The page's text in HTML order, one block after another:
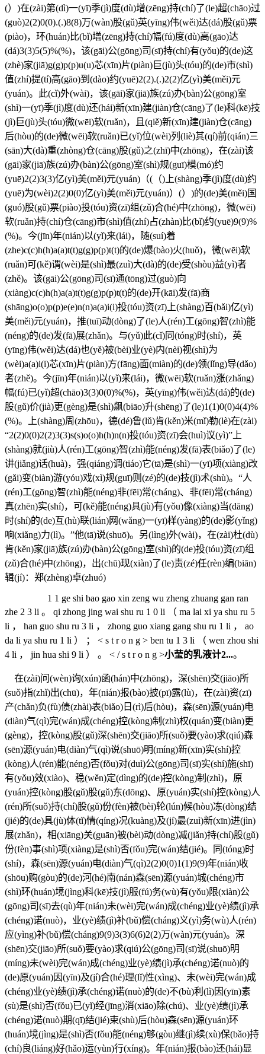
(）)在(zài)第(dì)一(yī)季(jì)度(dù)增(zēng)持(chí)了(le)超(chāo)过
(guò)2(2)0(0).(.)8(8)万(wàn)股(gǔ)英(yīng)伟(wěi)达(dá)股(gǔ)票
(piào)，环(huán)比(bǐ)增(zēng)持(chí)幅(fú)度(dù)高(gāo)达
(dá)3(3)5(5)%(%)，该(gāi)公(gōng)司(sī)持(chí)有(yǒu)的(de)这
(zhè)家(jiā)g(g)p(p)u(u)芯(xīn)片(piàn)巨(jù)头(tóu)的(de)市(shì)
值(zhí)提(tí)高(gāo)到(dào)约(yuē)2(2).(.)2(2)亿(yì)美(měi)元
(yuán)。此(cǐ)外(wài)，该(gāi)家(jiā)族(zú)办(bàn)公(gōng)室
(shì)一(yī)季(jì)度(dù)还(hái)新(xīn)建(jiàn)仓(cāng)了(le)科(kē)技
(jì)巨(jù)头(tóu)微(wēi)软(ruǎn)，且(qiě)新(xīn)建(jiàn)仓(cāng)
后(hòu)的(de)微(wēi)软(ruǎn)已(yǐ)位(wèi)列(liè)其(qí)前(qián)三
(sān)大(dà)重(zhòng)仓(cāng)股(gǔ)之(zhī)中(zhōng)，在(zài)该
(gāi)家(jiā)族(zú)办(bàn)公(gōng)室(shì)规(guī)模(mó)约
(yuē)2(2)3(3)亿(yì)美(měi)元(yuán)（(（)上(shàng)季(jì)度(dù)约
(yuē)为(wèi)2(2)0(0)亿(yì)美(měi)元(yuán)）(）)的(de)美(měi)国
(guó)股(gǔ)票(piào)投(tóu)资(zī)组(zǔ)合(hé)中(zhōng)，微(wēi)
软(ruǎn)持(chí)仓(cāng)市(shì)值(zhí)占(zhàn)比(bǐ)约(yuē)9(9)%
(%)。今(jīn)年(nián)以(yǐ)来(lái)，随(suí)着
(zhe)c(c)h(h)a(a)t(t)g(g)p(p)t(t)的(de)爆(bào)火(huǒ)，微(wēi)软
(ruǎn)可(kě)谓(wèi)是(shì)最(zuì)大(dà)的(de)受(shòu)益(yì)者
(zhě)。该(gāi)公(gōng)司(sī)通(tōng)过(guò)向
(xiàng)c(c)h(h)a(a)t(t)g(g)p(p)t(t)的(de)开(kāi)发(fā)商
(shāng)o(o)p(p)e(e)n(n)a(a)i(i)投(tóu)资(zī)上(shàng)百(bǎi)亿(yì)
美(měi)元(yuán)，推(tuī)动(dòng)了(le)人(rén)工(gōng)智(zhì)能
(néng)的(de)发(fā)展(zhǎn)。与(yǔ)此(cǐ)同(tóng)时(shí)，英
(yīng)伟(wěi)达(dá)也(yě)被(bèi)业(yè)内(nèi)视(shì)为
(wèi)a(a)i(i)芯(xīn)片(piàn)方(fāng)面(miàn)的(de)领(lǐng)导(dǎo)
者(zhě)。今(jīn)年(nián)以(yǐ)来(lái)，微(wēi)软(ruǎn)涨(zhǎng)
幅(fú)已(yǐ)超(chāo)3(3)0(0)%(%)，英(yīng)伟(wěi)达(dá)的(de)
股(gǔ)价(jià)更(gèng)是(shì)飙(biāo)升(shēng)了(le)1(1)0(0)4(4)%
(%)。上(shàng)周(zhōu)，德(dé)鲁(lǔ)肯(kěn)米(mǐ)勒(lè)在(zài)
“2(2)0(0)2(2)3(3)s(s)o(o)h(h)n(n)投(tóu)资(zī)会(huì)议(yì)”上
(shàng)就(jiù)人(rén)工(gōng)智(zhì)能(néng)发(fā)表(biǎo)了(le)
讲(jiǎng)话(huà)，强(qiáng)调(tiáo)它(tā)是(shì)一(yī)项(xiàng)改
(gǎi)变(biàn)游(yóu)戏(xì)规(guī)则(zé)的(de)技(jì)术(shù)。“人
(rén)工(gōng)智(zhì)能(néng)非(fēi)常(cháng)、非(fēi)常(cháng)
真(zhēn)实(shí)，可(kě)能(néng)具(jù)有(yǒu)像(xiàng)当(dāng)
时(shí)的(de)互(hù)联(lián)网(wǎng)一(yī)样(yàng)的(de)影(yǐng)
响(xiǎng)力(lì)。”他(tā)说(shuō)。另(lìng)外(wài)，在(zài)杜(dù)
肯(kěn)家(jiā)族(zú)办(bàn)公(gōng)室(shì)的(de)投(tóu)资(zī)组
(zǔ)合(hé)中(zhōng)，出(chū)现(xiàn)了(le)责(zé)任(rèn)编(biān)
辑(jí)：郑(zhèng)卓(zhuó)
1 1 ge shi bao gao xin zeng wu zheng zhuang gan ran
zhe 2 3 li 。 qi zhong jing wai shu ru 1 0 li （ ma lai xi ya shu ru 5
li ， han guo shu ru 3 li ， zhong guo xiang gang shu ru 1 li ， ao
da li ya shu ru 1 li ） ； < s t r o n g > ben tu 1 3 li （ wen zhou shi
4 li ， jin hua shi 9 li ） 。 < / s t r o n g >小莹的乳液计2...。
在(zài)问(wèn)询(xún)函(hán)中(zhōng)，深(shēn)交(jiāo)所
(suǒ)指(zhǐ)出(chū)，年(nián)报(bào)披(pī)露(lù)，在(zài)资(zī)
产(chǎn)负(fù)债(zhài)表(biǎo)日(rì)后(hòu)，森(sēn)源(yuán)电
(diàn)气(qì)完(wán)成(chéng)控(kòng)制(zhì)权(quán)变(biàn)更
(gèng)，控(kòng)股(gǔ)深(shēn)交(jiāo)所(suǒ)要(yào)求(qiú)森
(sēn)源(yuán)电(diàn)气(qì)说(shuō)明(míng)新(xīn)实(shí)控
(kòng)人(rén)能(néng)否(fǒu)对(duì)公(gōng)司(sī)实(shí)施(shī)
有(yǒu)效(xiào)、稳(wěn)定(dìng)的(de)控(kòng)制(zhì)，原
(yuán)控(kòng)股(gǔ)股(gǔ)东(dōng)、原(yuán)实(shí)控(kòng)人
(rén)所(suǒ)持(chí)股(gǔ)份(fèn)被(bèi)轮(lún)候(hòu)冻(dòng)结
(jié)的(de)具(jù)体(tǐ)情(qíng)况(kuàng)及(jí)最(zuì)新(xīn)进(jìn)
展(zhǎn)，相(xiāng)关(guān)被(bèi)动(dòng)减(jiǎn)持(chí)股(gǔ)
份(fèn)事(shì)项(xiàng)是(shì)否(fǒu)完(wán)结(jié)。同(tóng)时
(shí)，森(sēn)源(yuán)电(diàn)气(qì)2(2)0(0)1(1)9(9)年(nián)收
(shōu)购(gòu)的(de)河(hé)南(nán)森(sēn)源(yuán)城(chéng)市
(shì)环(huán)境(jìng)科(kē)技(jì)服(fú)务(wù)有(yǒu)限(xiàn)公
(gōng)司(sī)去(qù)年(nián)未(wèi)完(wán)成(chéng)业(yè)绩(jì)承
(chéng)诺(nuò)，业(yè)绩(jì)补(bǔ)偿(cháng)义(yì)务(wù)人(rén)
应(yìng)补(bǔ)偿(cháng)9(9)3(3)6(6)2(2)万(wàn)元(yuán)。深
(shēn)交(jiāo)所(suǒ)要(yào)求(qiú)公(gōng)司(sī)说(shuō)明
(míng)未(wèi)完(wán)成(chéng)业(yè)绩(jì)承(chéng)诺(nuò)的
(de)原(yuán)因(yīn)及(jí)合(hé)理(lǐ)性(xìng)、未(wèi)完(wán)成
(chéng)业(yè)绩(jì)承(chéng)诺(nuò)的(de)不(bù)利(lì)因(yīn)素
(sù)是(shì)否(fǒu)已(yǐ)经(jīng)消(xiāo)除(chú)、业(yè)绩(jì)承
(chéng)诺(nuò)期(qī)结(jié)束(shù)后(hòu)森(sēn)源(yuán)环
(huán)境(jìng)是(shì)否(fǒu)能(néng)够(gòu)继(jì)续(xù)保(bǎo)持
(chí)良(liáng)好(hǎo)运(yùn)行(xíng)。年(nián)报(bào)还(hái)显